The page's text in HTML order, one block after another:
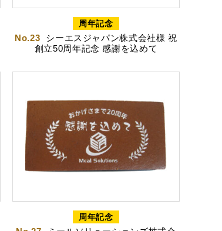
お茶の子
周年記念
No.23
シーエスジャパン株式会社様 祝
創立50周年記念 感謝を込めて
周年記念